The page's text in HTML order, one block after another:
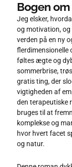
Bogen
Jeg elsker,
og motivation, og
verden på en ny
flerdimensionelle
føltes ægte og
sommerbrise,
gratis ting, der
vigtigheden af
den terapeutiske
bruges til at
komplekse og
hvor hvert facet
og natur.